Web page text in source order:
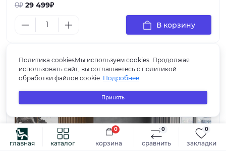
главная каталог сравнить
0
закладки
0
корзина
0
0₽ 29 499₽
В корзину
Политика cookiesМы используем cookies. Продолжая
использовать сайт, вы соглашаетесь с политикой
обработки файлов cookie. Подробнее
Принять